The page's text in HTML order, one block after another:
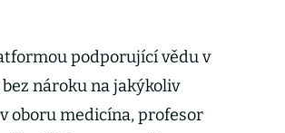
podporující vědu v
nároku na jakýkoliv
oboru medicína, profesor